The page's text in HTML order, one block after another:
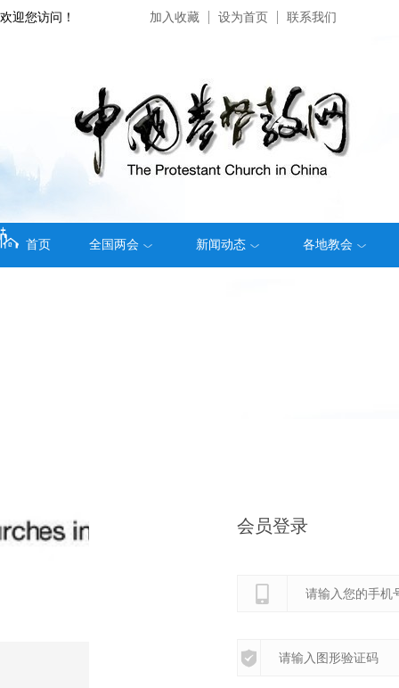
欢迎您访问！ 加入收藏 设为首页 联系我们
首页 全国两会 新闻动态 各地教会
会员登录